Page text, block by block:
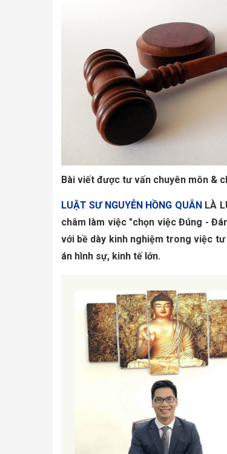
Bài viết được tư vấn chuyên môn &
LUẬT SƯ NGUYỄN HỒNG QUÂNLÀ
châm làm việc "chọn việc Đúng -
với bề dày kinh nghiệm trong việc
án hình sự, kinh tế lớn.